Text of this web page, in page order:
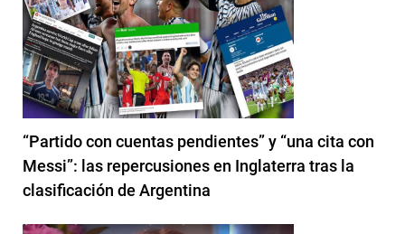
“Partido con cuentas pendientes” y “una cita con
Messi”: las repercusiones en Inglaterra tras la
clasificación de Argentina